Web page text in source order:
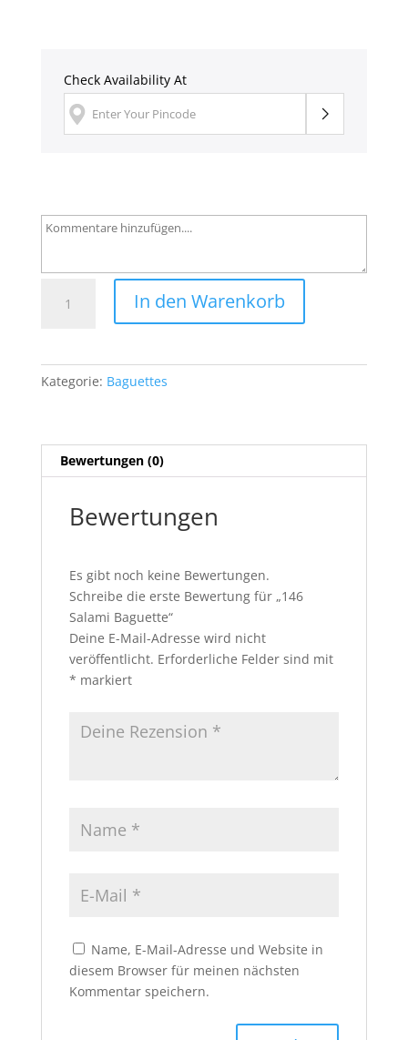
Check Availability At
Salami
In den Warenkorb
Kategorie: Baguettes
Bewertungen (0)
Bewertungen
Es gibt noch keine Bewertungen.
Schreibe die erste Bewertung für „146
Salami Baguette“
Deine E-Mail-Adresse wird nicht
veröffentlicht. Erforderliche Felder sind mit
* markiert
Name, E-Mail-Adresse und Website in
diesem Browser für meinen nächsten
Kommentar speichern.